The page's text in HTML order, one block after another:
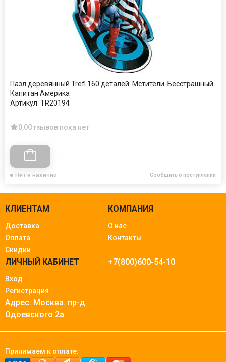
Пазл деревянный Trefl 160 деталей: Мстители. Бесстрашный
Капитан Америка
Артикул: TR20194
0,0Отзывов пока нет
Нет в наличии Сообщить о поступлении
КЛИЕНТАМ
Доставка
Оплата
Скидки
КОМПАНИЯ
О нас
Контакты
ЛИЧНЫЙ КАБИНЕТ
Вход
Регистрация
+7(800)600-54-10
Адрес: Москва. пр-д
Одоевского 2а
Принимаем к оплате: